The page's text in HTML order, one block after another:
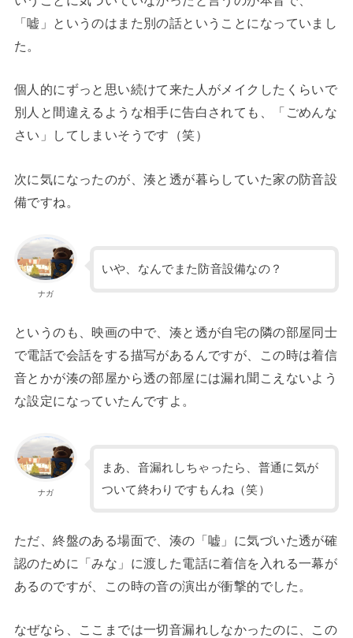
「嘘」というのはまた別の話ということになっていまし
た。
個人的にずっと思い続けて来た人がメイクしたくらいで
別人と間違えるような相手に告白されても、「ごめんな
さい」してしまいそうです（笑）
次に気になったのが、湊と透が暮らしていた家の防音設
備ですね。
ナガ
いや、なんでまた防音設備なの？
というのも、映画の中で、湊と透が自宅の隣の部屋同士
で電話で会話をする描写があるんですが、この時は着信
音とかが湊の部屋から透の部屋には漏れ聞こえないよう
な設定になっていたんですよ。
ナガ
まあ、音漏れしちゃったら、普通に気が
ついて終わりですもんね（笑）
ただ、終盤のある場面で、湊の「嘘」に気づいた透が確
認のために「みな」に渡した電話に着信を入れる一幕が
あるのですが、この時の音の演出が衝撃的でした。
なぜなら、ここまでは一切音漏れしなかったのに、この